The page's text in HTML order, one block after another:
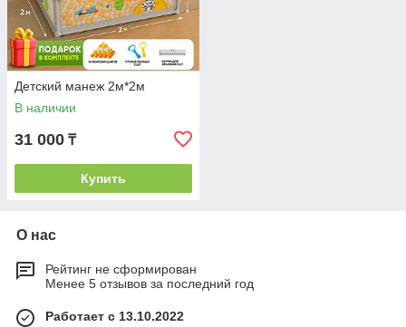
Детский манеж 2м*2м
В наличии
31 000 ₸
Купить
О нас
Рейтинг не сформирован
Менее 5 отзывов за последний год
Работает с 13.10.2022